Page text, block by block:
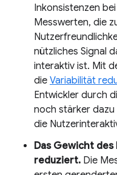
Inkonsistenzen
Messwerten, die
nützliches Signal
interaktiv ist. Mit
die Variabilität
Entwickler durch
noch stärker
die
Das Gewicht des
reduziert. Die